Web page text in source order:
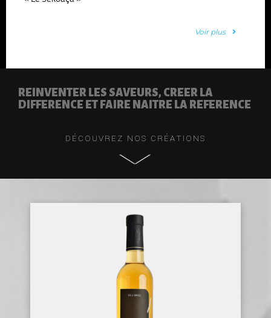
Voir plus
REINVENTER LES SAVEURS, CREER LA
DIFFERENCE ET FAIRE NAITRE LA REFERENCE
DÉCOUVREZ NOS CRÉATIONS